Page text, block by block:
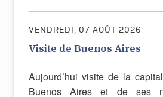
VENDREDI, 07 AOÛT 2026
Visite de Buenos Aires
Aujourd’hui visite de la
Buenos Aires et de ses